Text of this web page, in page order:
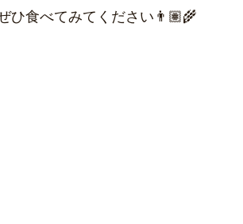
ひ食べてみてください👨🏽‍🌾